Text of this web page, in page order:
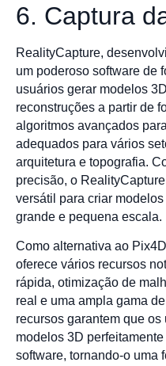
6. Captura
RealityCapture,
um poderoso software de
usuários gerar modelos
reconstruções a partir de
algoritmos avançados
adequados para vários
arquitetura e topografia.
precisão, o
versátil para criar
grande e pequena escala.
Como alternativa ao
oferece vários recursos
rápida, otimização de
real e uma ampla gama
recursos garantem que
modelos 3D
software, tornando-o uma